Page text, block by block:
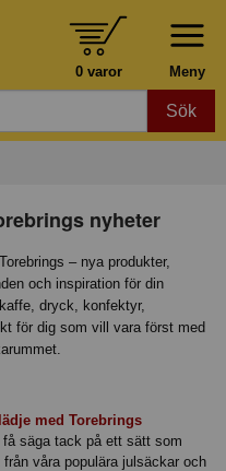
Meny
0 varor
Sök
nyheter
– nya produkter,
och inspiration för din
dryck, konfektyr,
för dig som vill vara först med
med Torebrings
säga tack på ett sätt som
våra populära julsäckar och